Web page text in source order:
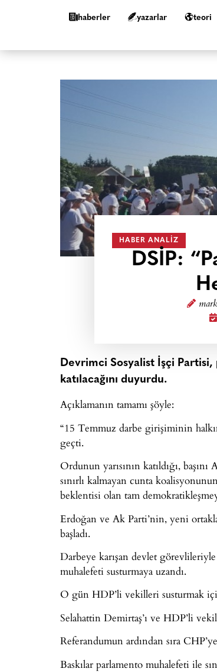
haberler yazarlar teori
HABER ANALIZ
DSİP:
Devrimci Sosyalist İşçi Partisi,
katılacağını duyurdu.
Açıklamanın tamamı şöyle:
“15 Temmuz darbe girişiminin
geçti.
Ordunun yarısının katıldığı,
sınırlı kalmayan cunta
beklentisi olan tam
Erdoğan ve Ak Parti’nin, yeni
başladı.
Darbeye karışan devlet
muhalefeti susturmaya uzandı.
O gün HDP’li vekilleri susturmak
Selahattin Demirtaş’ı ve HDP’li
Referandumun ardından sıra
Baskılar parlamento muhalefeti ile